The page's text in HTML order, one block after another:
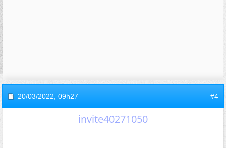
20/03/2022, 09h27 #4
invite40271050